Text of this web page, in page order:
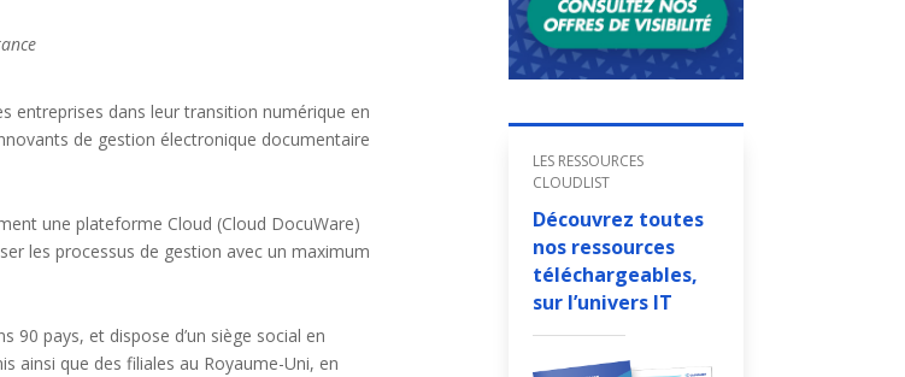
entreprises dans leur transition numérique en
de gestion électronique documentaire
une plateforme Cloud (Cloud DocuWare)
les processus de gestion avec un maximum
90 pays, et dispose d’un siège social en
ainsi que des filiales au Royaume-Uni, en
LES RESSOURCES
CLOUDLIST
Découvrez toutes
nos ressources
téléchargeables,
sur l’univers IT